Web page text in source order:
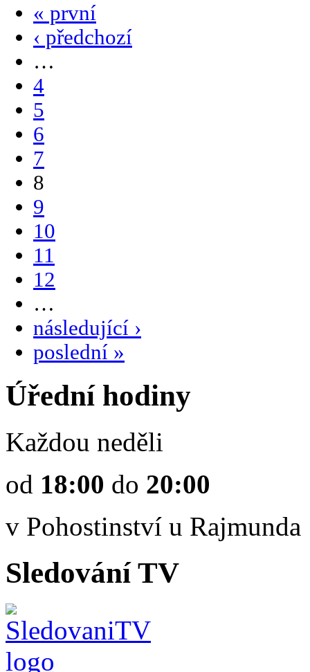
« první
‹ předchozí
…
4
5
6
7
8
9
10
11
12
…
následující ›
poslední »
Úřední hodiny
Každou neděli
od 18:00 do 20:00
v Pohostinství u Rajmunda
Sledování TV